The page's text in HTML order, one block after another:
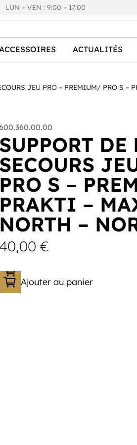
LUN – VEN : 9:00 – 17:00
ACTUALITÉS
JEU PRO – PREMIUM/ PRO S
SUPPORT DE
SECOURS
PRO S –
PRAKTI –
NORTH –
40,00 €
Ajouter au panier